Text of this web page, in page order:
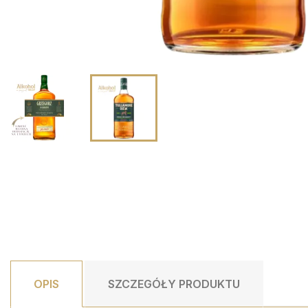
BOGATO ZDOBIONA SZKLANKA ZE...
55,00 PLN
DODAJ DO KOSZYKA
DUŻY CREME EXCLUSIVE BOX
DODAJ DO KOSZYKA
OPIS SZCZEGÓŁY PRODUKTU